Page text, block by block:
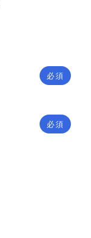
必須
必須